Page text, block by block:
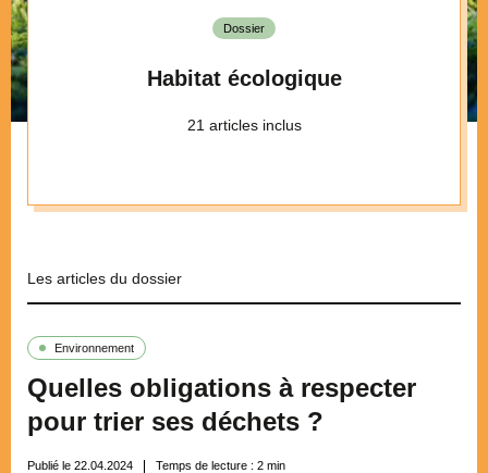
Dossier
Habitat écologique
21 articles inclus
Les articles du dossier
Environnement
Quelles obligations à respecter
pour trier ses déchets ?
Publié le 22.04.2024 Temps de lecture : 2 min